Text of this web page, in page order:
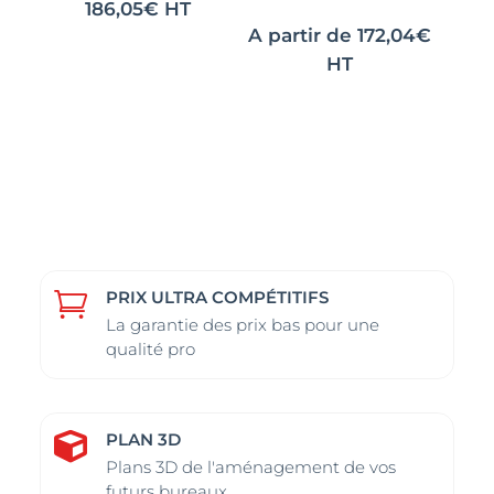
186,05€ HT
A partir de 172,04€
HT

PRIX ULTRA COMPÉTITIFS
La garantie des prix bas pour une
qualité pro

PLAN 3D
Plans 3D de l'aménagement de vos